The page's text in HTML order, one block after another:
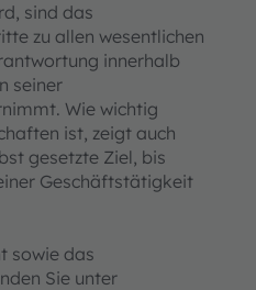
sind das
zu allen wesentlichen
innerhalb
seiner
Wie wichtig
ist, zeigt auch
gesetzte Ziel, bis
Geschäftstätigkeit
sowie das
Sie unter